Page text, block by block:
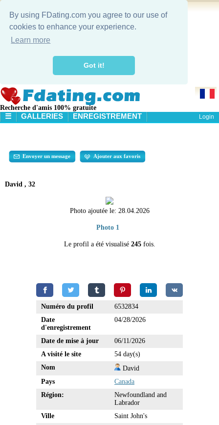
By using FDating.com you agree to our use of
cookies to enhance your experience.
Learn more
Got it!
Recherche d'amis 100% gratuite
☰
RECHERCHE
GALLERIES ENREGISTREMENT Login
Envoyer un message Ajouter aux favoris
David , 32
Photo ajoutée le: 28.04.2026
Photo 1
Le profil a été visualisé 245fois.
Numéro du profil
6532834
Date
d'enregistrement
04/28/2026
Date de mise à jour
06/11/2026
A visité le site
54 day(s)
Nom
David
Pays
Canada
Région:
Newfoundland and
Labrador
Ville
Saint John's